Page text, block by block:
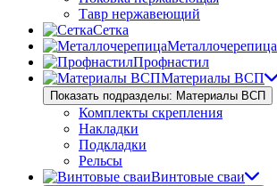
Тавр нержавеющий
Сетка
Металлочерепица
Профнастил
Материалы ВСП
Показать подразделы: Материалы ВСП
Комплекты скрепления
Накладки
Подкладки
Рельсы
Винтовые сваи